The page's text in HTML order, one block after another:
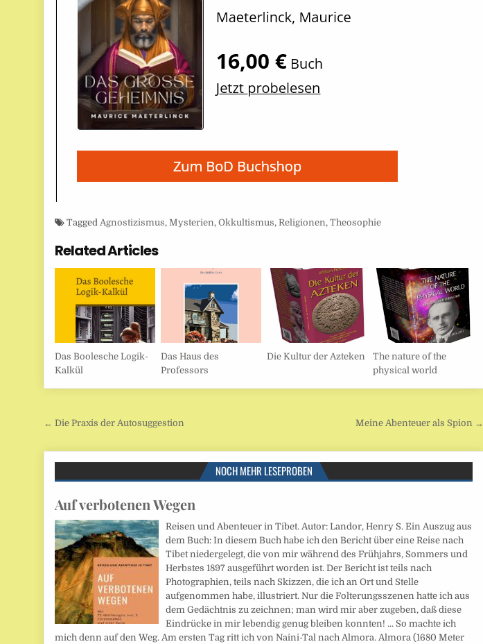
Tagged Agnostizismus, Mysterien,Okkultismus, Religionen,Theosophie
Related Articles
Das Boolesche Logik-
Kalkül
Das Haus des
Professors
Die Kultur der Azteken
The nature of the
physical world
Beitragsnavigation
← Die Praxis der Autosuggestion Meine Abenteuer als Spion →
NOCH MEHR LESEPROBEN
Auf verbotenen Wegen
Reisen und Abenteuer in Tibet. Autor: Landor, Henry S. Ein Auszug aus
dem Buch: In diesem Buch habe ich den Bericht über eine Reise nach
Tibet niedergelegt, die von mir während des Frühjahrs, Sommers und
Herbstes 1897 ausgeführt worden ist. Der Bericht ist teils nach
Photographien, teils nach Skizzen, die ich an Ort und Stelle
aufgenommen habe, illustriert. Nur die Folterungsszenen hatte ich aus
dem Gedächtnis zu zeichnen; man wird mir aber zugeben, daß diese
Eindrücke in mir lebendig genug bleiben konnten! ... So machte ich
mich denn auf den Weg. Am ersten Tag ritt ich von Naini-Tal nach Almora. Almora (1680 Meter